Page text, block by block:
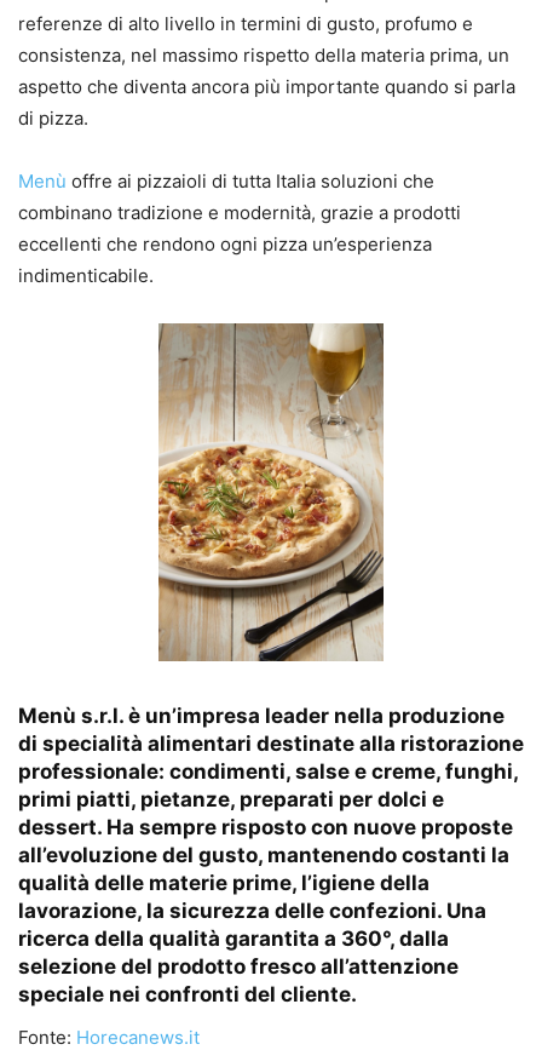
referenze di alto livello in termini di gusto, profumo e
consistenza, nel massimo rispetto della materia prima, un
aspetto che diventa ancora più importante quando si parla
di pizza.
Menù offre ai pizzaioli di tutta Italia soluzioni che
combinano tradizione e modernità, grazie a prodotti
eccellenti che rendono ogni pizza un’esperienza
indimenticabile.
Menù s.r.l. è un’impresa leader nella produzione
di specialità alimentari destinate alla ristorazione
professionale: condimenti, salse e creme, funghi,
primi piatti, pietanze, preparati per dolci e
dessert. Ha sempre risposto con nuove proposte
all’evoluzione del gusto, mantenendo costanti la
qualità delle materie prime, l’igiene della
lavorazione, la sicurezza delle confezioni. Una
ricerca della qualità garantita a 360°, dalla
selezione del prodotto fresco all’attenzione
speciale nei confronti del cliente.
Fonte: Horecanews.it